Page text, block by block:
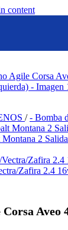
content
/ - Bomba
2
Zafira 2.4
Aveo